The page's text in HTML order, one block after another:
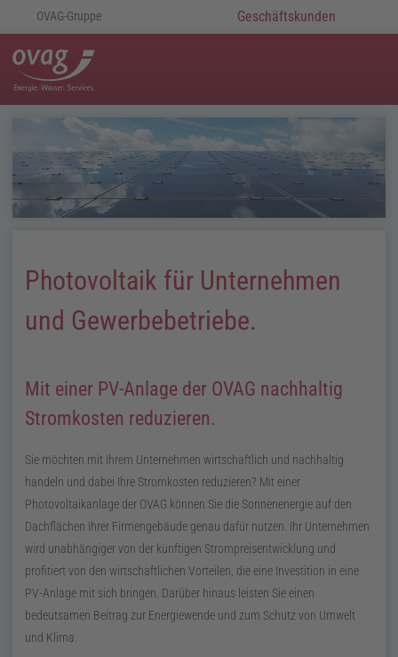
OVAG-Gruppe Geschäftskunden
Photovoltaik für Unternehmen
und Gewerbebetriebe.
Mit einer PV-Anlage der OVAG nachhaltig
Stromkosten reduzieren.
Sie möchten mit Ihrem Unternehmen wirtschaftlich und nachhaltig
handeln und dabei Ihre Stromkosten reduzieren? Mit einer
Photovoltaikanlage der OVAG können Sie die Sonnenenergie auf den
Dachflächen Ihrer Firmengebäude genau dafür nutzen. Ihr Unternehmen
wird unabhängiger von der künftigen Strompreisentwicklung und
profitiert von den wirtschaftlichen Vorteilen, die eine Investition in eine
PV-Anlage mit sich bringen. Darüber hinaus leisten Sie einen
bedeutsamen Beitrag zur Energiewende und zum Schutz von Umwelt
und Klima.